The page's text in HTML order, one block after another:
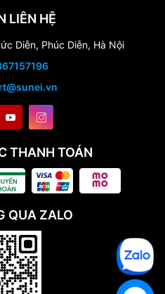
LIÊN HỆ
Diễn, Phúc Diễn, Hà Nội
THANH TOÁN
QUA ZALO